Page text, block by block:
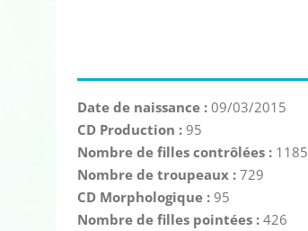
Date de naissance :09/03/2015
CD Production :95
Nombre de filles contrôlées : 1185
Nombre de troupeaux :729
CD Morphologique :95
Nombre de filles pointées :426